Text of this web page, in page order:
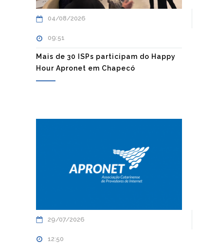
04/08/2026
09:51
Mais de 30 ISPs participam do Happy
Hour Apronet em Chapecó
29/07/2026
12:50